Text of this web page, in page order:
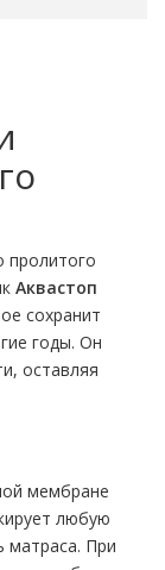
пролитого
Аквастоп
сохранит
годы. Он
оставляя
мембране
любую
матраса. При